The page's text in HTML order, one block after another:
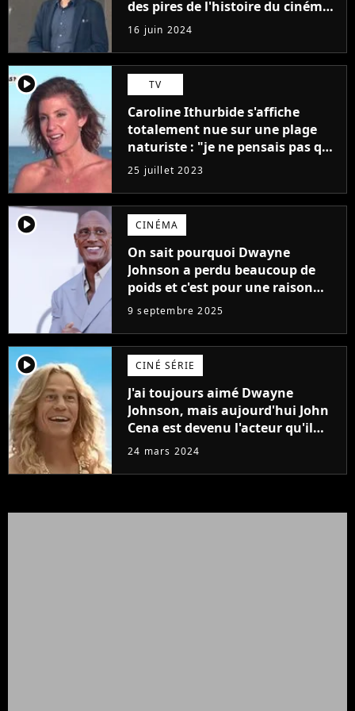
des pires de l'histoire du cinéma :
"L'un des films les plus
médiocres jamais réalisés"
16 juin 2024
player2 TV
Caroline Ithurbide s'affiche
totalement nue sur une plage
naturiste : "je ne pensais pas que
j'arriverais à le faire..."
25 juillet 2023
player2 CINÉMA
On sait pourquoi Dwayne
Johnson a perdu beaucoup de
poids et c'est pour une raison
importante
9 septembre 2025
player2 CINÉ SÉRIE
J'ai toujours aimé Dwayne
Johnson, mais aujourd'hui John
Cena est devenu l'acteur qu'il
rêvait d'être (et Ricky Stanicky le
24 mars 2024